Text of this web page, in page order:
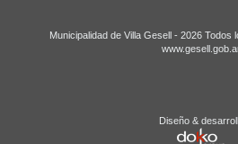
Municipalidad de Villa Gesell - 2026
Diseño &